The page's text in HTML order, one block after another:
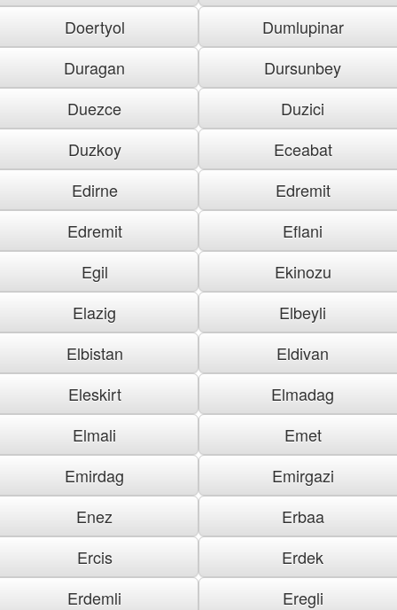
Doertyol
Dumlupinar
Duragan
Dursunbey
Duezce
Duzici
Duzkoy
Eceabat
Edirne
Edremit
Edremit
Eflani
Egil
Ekinozu
Elazig
Elbeyli
Elbistan
Eldivan
Eleskirt
Elmadag
Elmali
Emet
Emirdag
Emirgazi
Enez
Erbaa
Ercis
Erdek
Erdemli
Eregli